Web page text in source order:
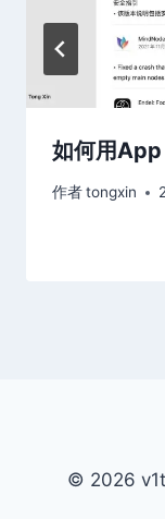
如何用
作者tongxin
© 2026